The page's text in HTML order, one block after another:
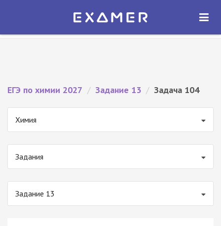
Экзамер — ЕГЭ 2027
ОТКРЫТЬ
ЕГЭ по химии 2027 / Задание 13 / Задача 104
Химия
Задания
Задание 13